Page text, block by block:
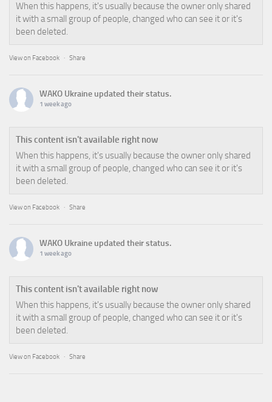
When this happens, it's usually because the owner only shared
it with a small group of people, changed who can see it or it's
been deleted.
View on Facebook · Share
WAKO Ukraine updated their status.
1 week ago
This content isn't available right now
When this happens, it's usually because the owner only shared
it with a small group of people, changed who can see it or it's
been deleted.
View on Facebook · Share
WAKO Ukraine updated their status.
1 week ago
This content isn't available right now
When this happens, it's usually because the owner only shared
it with a small group of people, changed who can see it or it's
been deleted.
View on Facebook · Share